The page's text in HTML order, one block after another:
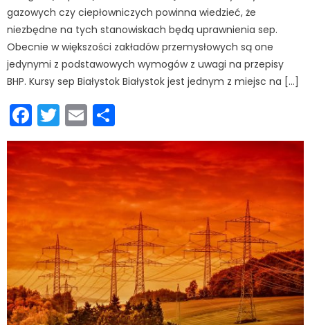
gazowych czy ciepłowniczych powinna wiedzieć, że
niezbędne na tych stanowiskach będą uprawnienia sep.
Obecnie w większości zakładów przemysłowych są one
jedynymi z podstawowych wymogów z uwagi na przepisy
BHP. Kursy sep Białystok Białystok jest jednym z miejsc na […]
Facebook
Twitter
Email
się